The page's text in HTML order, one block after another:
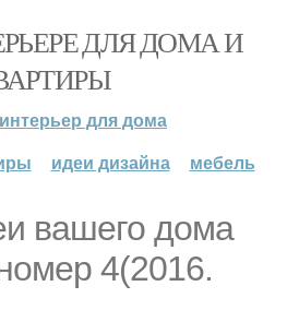
ДЛЯ ДОМА И
интерьер для дома
идеи дизайна мебель
вашего дома
4(2016.